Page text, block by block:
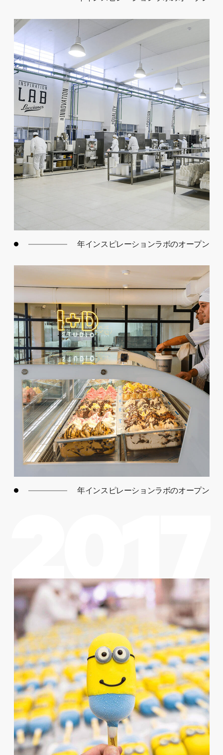
姓と名
メールアドレス
申し込む
年インスピレーションラボのオープン
年インスピレーションラボのオープン
2017